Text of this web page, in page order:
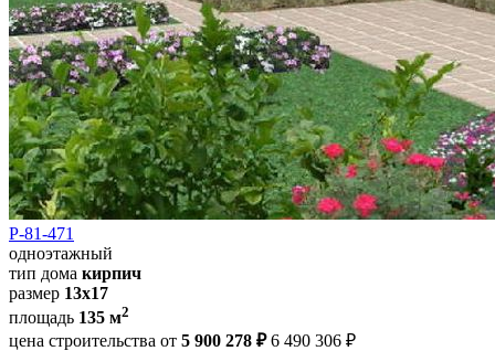
Р-81-471
одноэтажный
тип дома кирпич
размер 13х17
площадь 135 м2
цена строительства от 5 900 278 ₽ 6 490 306 ₽